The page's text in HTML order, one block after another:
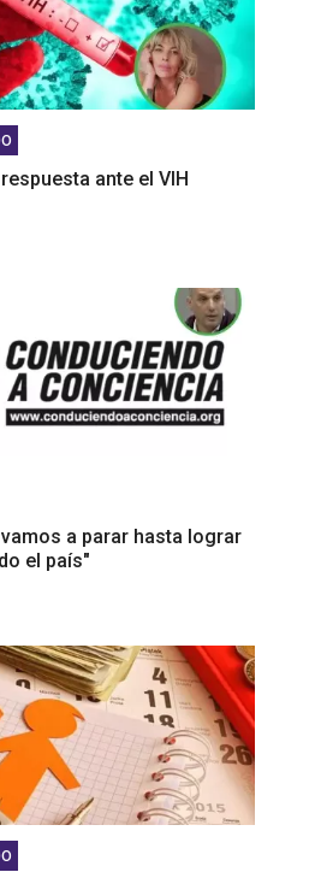
ante el VIH
a parar hasta lograr
el país"